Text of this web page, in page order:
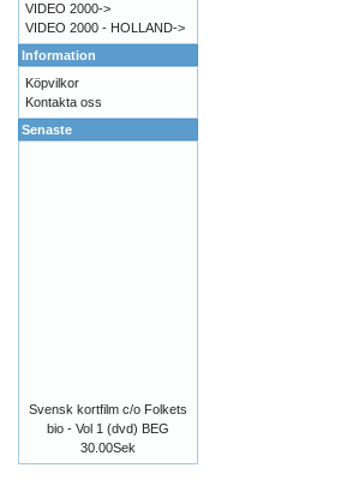
VIDEO 2000->
VIDEO 2000 - HOLLAND->
Information
Köpvilkor
Kontakta oss
Senaste
Svensk kortfilm c/o Folkets
bio - Vol 1 (dvd) BEG
30.00Sek